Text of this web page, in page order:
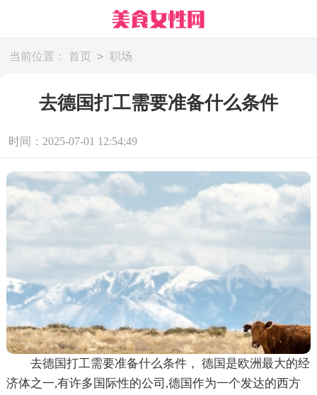
当前位置： 首页 > 职场
去德国打工需要准备什么条件
时间：2025-07-01 12:54:49
去德国打工需要准备什么条件， 德国是欧洲最大的经
济体之一,有许多国际性的公司,德国作为一个发达的西方